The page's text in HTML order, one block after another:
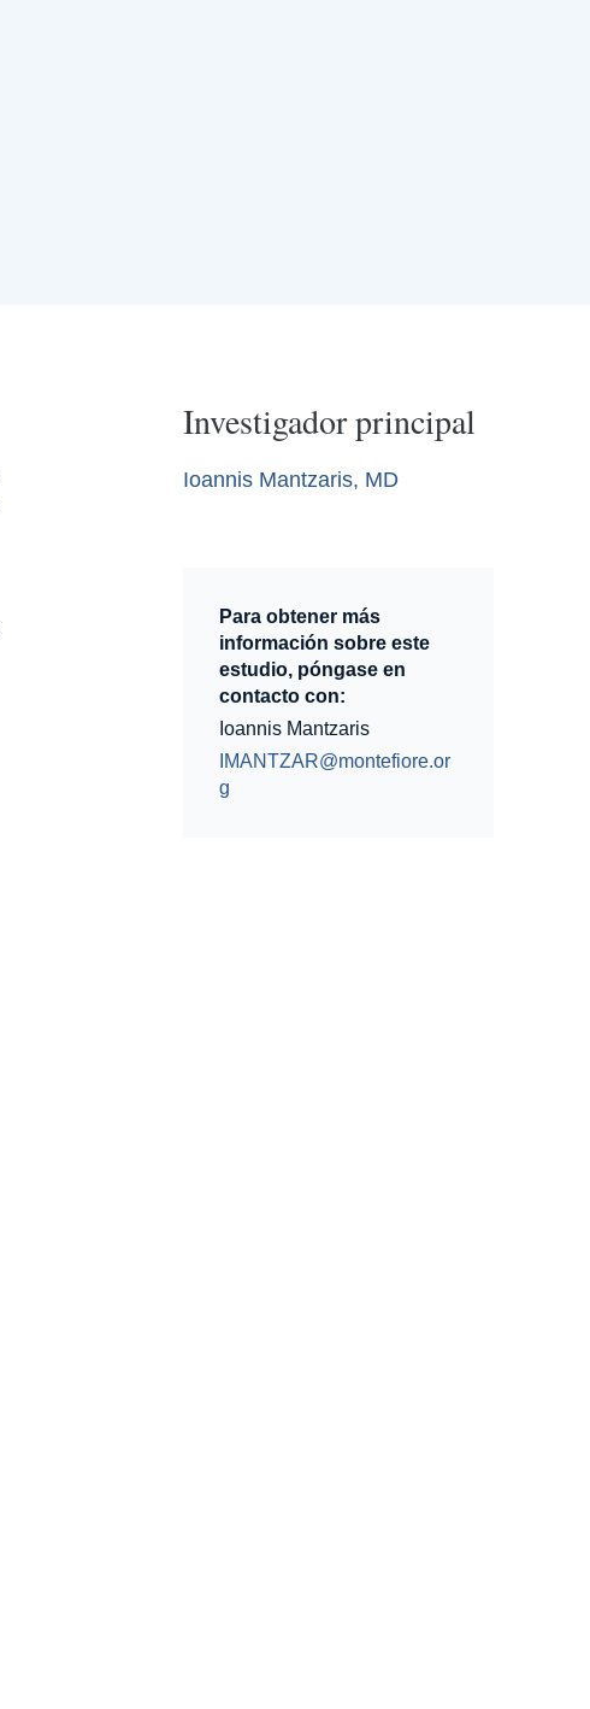
Investigador principal
Ioannis Mantzaris, MD
Para obtener más
información sobre este
estudio, póngase en
contacto con:
Ioannis Mantzaris
IMANTZAR@montefiore.or
g